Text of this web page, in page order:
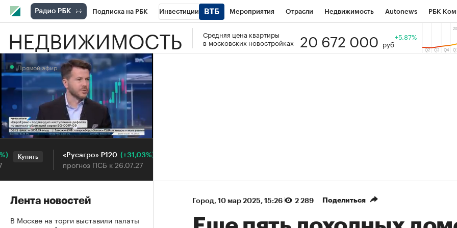
Подписка на РБК Инвестиции Мероприятия Отрасли Недвижимость Autonews РБК
РБК Вино Спорт Школа управления РБК РБК Образование Тренды
Национальные проекты
Кредитные рейтинги
Проверка контрагентов
НЕДВИЖИМОСТЬ
Средняя цена квартиры
в московских новостройках
20 672 000 руб
+5.87%
Город⁠, 10 мар 2025, 15:26 2 289 Поделиться
Прямой эфир
Прямой эфир
Купить «Русагро» ₽120 (+31,03%)
прогноз ПСБ к 26.07.27
Купить
Лента новостей
В Москве на торги выставили палаты